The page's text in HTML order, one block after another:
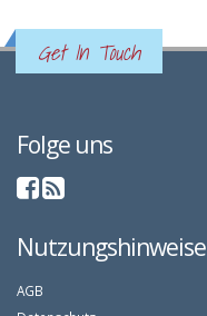
Get In Touch
Folge uns
Nutzungshinweise
AGB